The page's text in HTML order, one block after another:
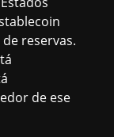
reservas.
de ese